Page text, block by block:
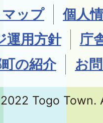
ップ
個人
運用方針
庁
の紹介
お
Togo Town.